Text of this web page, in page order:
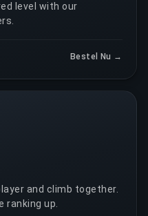
level with our
Bestel Nu →
and climb together.
ranking up.